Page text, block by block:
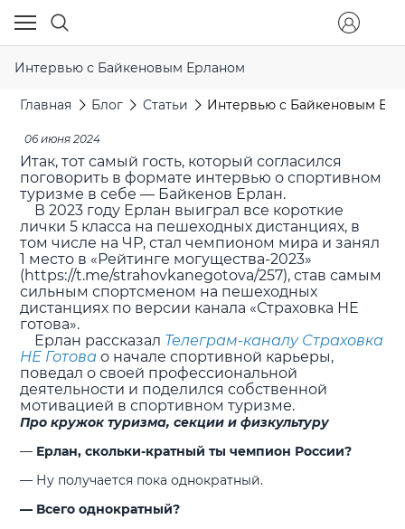
Интервью с Байкеновым Ерланом
Главная Блог Статьи Интервью с Байкеновым
06 июня 2024
Итак, тот самый гость, который согласился
поговорить в формате интервью о спортивном
туризме в себе — Байкенов Ерлан.
В 2023 году Ерлан выиграл все короткие
лички 5 класса на пешеходных дистанциях, в
том числе на ЧР, стал чемпионом мира и занял
1 место в «Рейтинге могущества-2023»
(https://t.me/strahovkanegotova/257), став самым
сильным спортсменом на пешеходных
дистанциях по версии канала «Страховка НЕ
готова».
Ерлан рассказал Телеграм-каналу Страховка
НЕ Готова о начале спортивной карьеры,
поведал о своей профессиональной
деятельности и поделился собственной
мотивацией в спортивном туризме.
Про кружок туризма, секции и физкультуру
— Ерлан, скольки-кратный ты чемпион России?
— Ну получается пока однократный.
— Всего однократный?